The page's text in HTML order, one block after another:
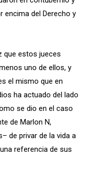
encima del Derecho y
que estos jueces
uno de ellos, y
el mismo que en
ha actuado del lado
se dio en el caso
de Marlon N,
de privar de la vida a
referencia de sus